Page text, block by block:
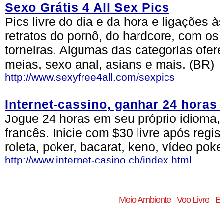
Sexo Grátis 4 All Sex Pics
Pics livre do dia e da hora e ligações
retratos do pornô, do hardcore, com
torneiras. Algumas das categorias
meias, sexo anal, asians e mais. (BR)
http://www.sexyfree4all.com/sexpics
Internet-cassino, ganhar 24
Jogue 24 horas em seu próprio
francês. Inicie com $30 livre após
roleta, poker, bacarat, keno, vídeo
http://www.internet-casino.ch/index.html
Meio Ambiente Voo Livre